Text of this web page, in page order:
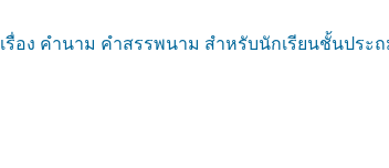
รื่อง คำนาม คำสรรพนาม สำหรับนักเรียนชั้นประ